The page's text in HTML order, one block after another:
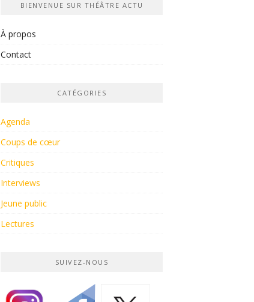
BIENVENUE SUR THÉÂTRE ACTU
À propos
Contact
CATÉGORIES
Agenda
Coups de cœur
Critiques
Interviews
Jeune public
Lectures
SUIVEZ-NOUS